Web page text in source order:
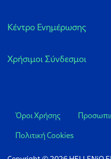
Κέντρο Ενημέρωσης
Xρήσιμοι Σύνδεσμοι
Όροι Χρήσης
Πολιτική Cookies